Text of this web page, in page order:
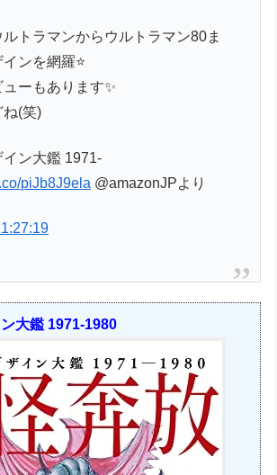
トラマンからウルトラマン80ま
ンを網羅⭐️
ーもあります✨
ね(笑)
イン大鑑 1971-
piJb8J9ela @amazonJPより
大鑑 1971-1980